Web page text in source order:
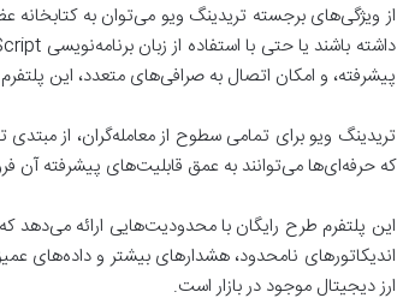
از ویژگی‌های برجسته تریدینگ ویو می‌توان به کتابخانه
پیشرفته، و امکان اتصال به صرافی‌های متعدد، این
تریدینگ ویو برای تمامی سطوح از معامله‌گران، از مبتدی
که حرفه‌ای‌ها می‌توانند به عمق قابلیت‌های پیشرفته آن
اندیکاتورهای نامحدود، هشدارهای بیشتر و داده‌های
ارز دیجیتال موجود در بازار است.